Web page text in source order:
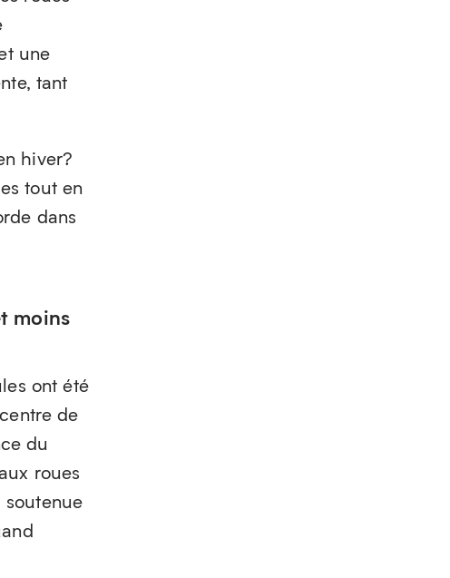
une
tant
hiver?
tout en
dans
moins
ont été
de
du
roues